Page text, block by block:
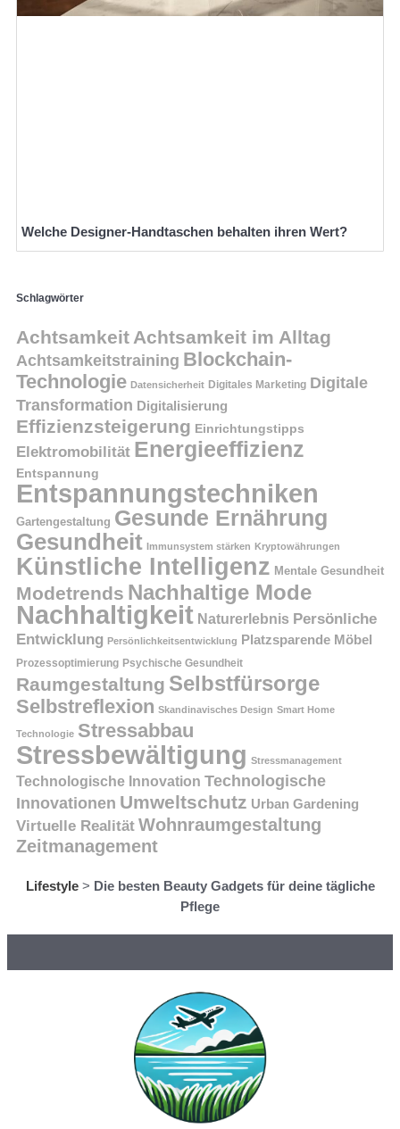
Welche Designer-Handtaschen behalten ihren Wert?
Schlagwörter
AchtsamkeitAchtsamkeit im Alltag
Achtsamkeitstraining Blockchain-
Technologie Datensicherheit Digitales Marketing Digitale
Transformation Digitalisierung
Effizienzsteigerung Einrichtungstipps
Elektromobilität Energieeffizienz
Entspannung
Entspannungstechniken
Gartengestaltung Gesunde Ernährung
Gesundheit Immunsystem stärken Kryptowährungen
Künstliche Intelligenz Mentale Gesundheit
Modetrends Nachhaltige Mode
Nachhaltigkeit Naturerlebnis Persönliche
Entwicklung Persönlichkeitsentwicklung Platzsparende Möbel
Prozessoptimierung Psychische Gesundheit
Raumgestaltung Selbstfürsorge
Selbstreflexion Skandinavisches Design Smart Home
Technologie Stressabbau
Stressbewältigung Stressmanagement
Technologische Innovation Technologische
Innovationen Umweltschutz Urban Gardening
Virtuelle Realität Wohnraumgestaltung
Zeitmanagement
Lifestyle> Die besten Beauty Gadgets für deine tägliche
Pflege